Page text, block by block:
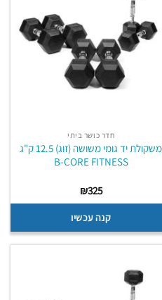
חדר כושר ביתי
משקולת יד גומי משושה (זוג) 12.5 ק"ג
B-CORE FITNESS
₪325
קנה עכשיו